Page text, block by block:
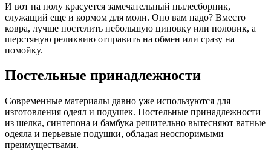
И вот на полу красуется замечательный пылесборник,
служащий еще и кормом для моли. Оно вам надо? Вместо
ковра, лучше постелить небольшую циновку или половик, а
шерстяную реликвию отправить на обмен или сразу на
помойку.
Постельные принадлежности
Современные материалы давно уже используются для
изготовления одеял и подушек. Постельные принадлежности
из шелка, синтепона и бамбука решительно вытесняют ватные
одеяла и перьевые подушки, обладая неоспоримыми
преимуществами.